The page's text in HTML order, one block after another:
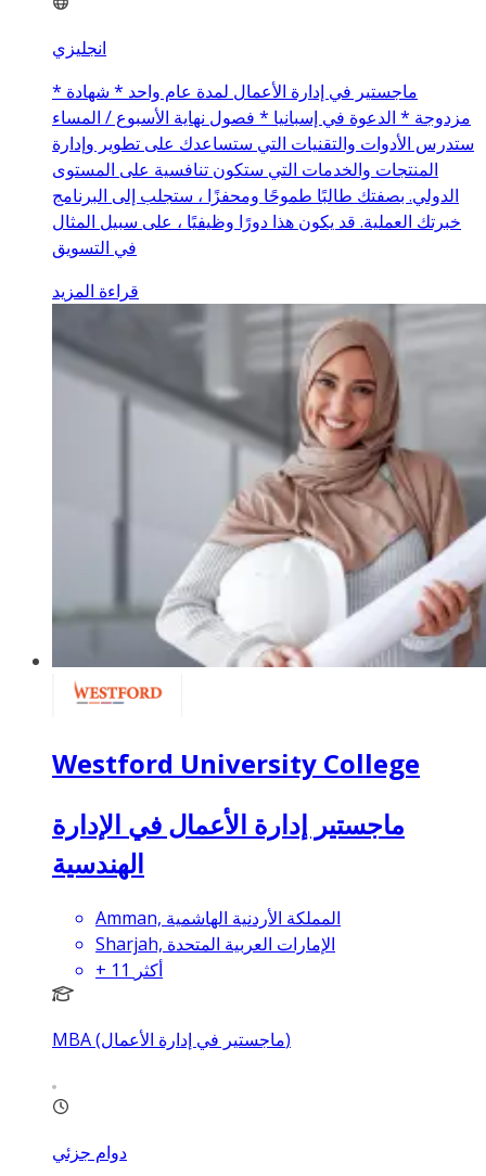
انجليزي
* ماجستير في إدارة الأعمال لمدة عام واحد * شهادة
مزدوجة * الدعوة في إسبانيا * فصول نهاية الأسبوع / المساء
ستدرس الأدوات والتقنيات التي ستساعدك على تطوير وإدارة
المنتجات والخدمات التي ستكون تنافسية على المستوى
الدولي. بصفتك طالبًا طموحًا ومحفزًا ، ستجلب إلى البرنامج
خبرتك العملية. قد يكون هذا دورًا وظيفيًا ، على سبيل المثال
في التسويق
قراءة المزيد
Westford University College
ماجستير إدارة الأعمال في الإدارة
الهندسية
Amman, المملكة الأردنية الهاشمية
Sharjah, الإمارات العربية المتحدة
+ 11 أكثر
MBA (ماجستير في إدارة الأعمال)
دوام جزئي